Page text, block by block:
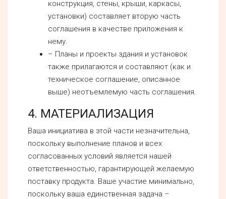
конструкция, стены, крыши, каркасы,
установки) составляет вторую часть
соглашения в качестве приложения к
нему.
– Планы и проекты здания и установок
также прилагаются и составляют (как и
техническое соглашение, описанное
выше) неотъемлемую часть соглашения.
4. МАТЕРИАЛИЗАЦИЯ
Ваша инициатива в этой части незначительна,
поскольку выполнение планов и всех
согласованных условий является нашей
ответственностью, гарантирующей желаемую
поставку продукта. Ваше участие минимально,
поскольку ваша единственная задача –